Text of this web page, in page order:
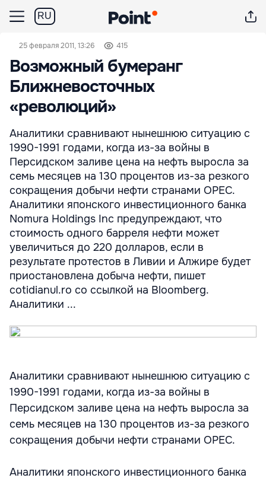
RU
25 февраля 2011, 13:26 415
Возможный бумеранг
Ближневосточных
«революций»
Аналитики сравнивают нынешнюю ситуацию с
1990-1991 годами, когда из-за войны в
Персидском заливе цена на нефть выросла за
семь месяцев на 130 процентов из-за резкого
сокращения добычи нефти странами OPEC.
Аналитики японского инвестиционного банка
Nomura Holdings Inc предупреждают, что
стоимость одного барреля нефти может
увеличиться до 220 долларов, если в
результате протестов в Ливии и Алжире будет
приостановлена добыча нефти, пишет
cotidianul.ro со ссылкой на Bloomberg.
Аналитики ...
Аналитики сравнивают нынешнюю ситуацию с
1990-1991 годами, когда из-за войны в
Персидском заливе цена на нефть выросла за
семь месяцев на 130 процентов из-за резкого
сокращения добычи нефти странами OPEC.
Аналитики японского инвестиционного банка